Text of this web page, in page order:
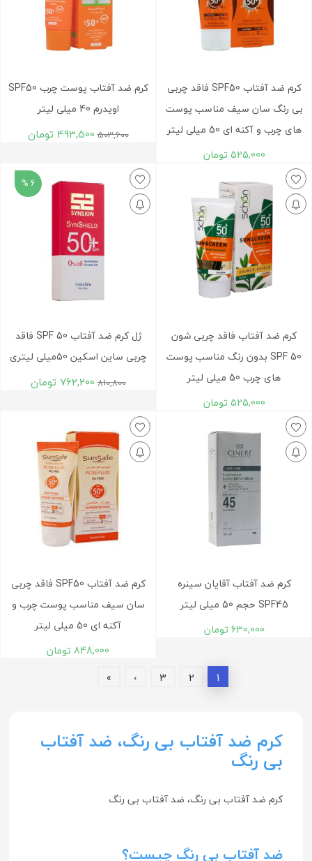
کرم ضد آفتاب SPF50 فاقد چربی
بی رنگ سان سیف مناسب پوست
های چرب و آکنه ای 50 میلی لیتر
525,000 تومان
کرم ضد آفتاب پوست چرب SPF50
اویدرم 40 میلی لیتر
503,600
493,500 تومان
کرم ضد آفتاب فاقد چربی شون
SPF 50 بدون رنگ مناسب پوست
های چرب 50 میلی لیتر
525,000 تومان
6 %
ژل کرم ضد آفتاب SPF 50 فاقد
چربی ساین اسکین 50میلی لیتری
810,800
762,200 تومان
کرم ضد آفتاب آقایان سینره
SPF45 حجم 50 میلی لیتر
630,000 تومان
کرم ضد آفتاب SPF50 فاقد چربی
سان سیف مناسب پوست چرب و
آکنه ای 50 میلی لیتر
848,000 تومان
1
2
3
›
»
کرم ضد آفتاب بی رنگ، ضد آفتاب
بی رنگ
کرم ضد آفتاب بی رنگ، ضد آفتاب بی رنگ
ضد آفتاب بی رنگ چیست؟